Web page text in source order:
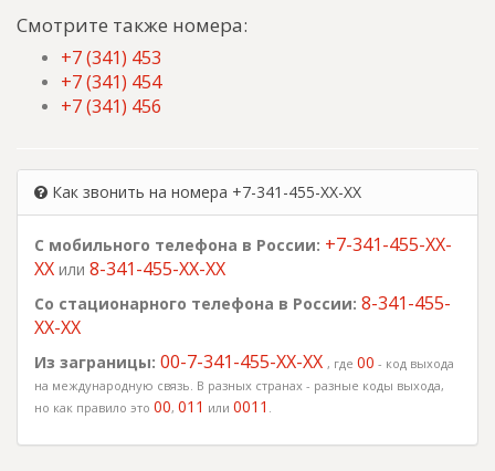
Смотрите также номера:
+7 (341) 453
+7 (341) 454
+7 (341) 456
Как звонить на номера +7-341-455-XX-XX
С мобильного телефона в России: +7-341-455-XX-
XX или 8-341-455-XX-XX
Со стационарного телефона в России: 8-341-455-
XX-XX
Из заграницы: 00-7-341-455-XX-XX , где 00 - код выхода
на международную связь. В разных странах - разные коды выхода,
но как правило это 00, 011 или 0011 .